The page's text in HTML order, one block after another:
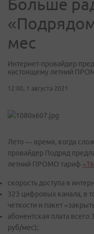
Больше
мес
Интернет-провайдер
настоящему летний
12:00, 1 августа 2021
Лето — время, когда
провайдер Подряд
летний ПРОМО тариф
скорость доступа в
323 цифровых канала, в
четкости и пакет
абонентская плата
руб/мес);